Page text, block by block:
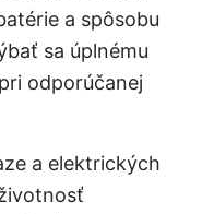
a spôsobu
sa úplnému
odporúčanej
a elektrických